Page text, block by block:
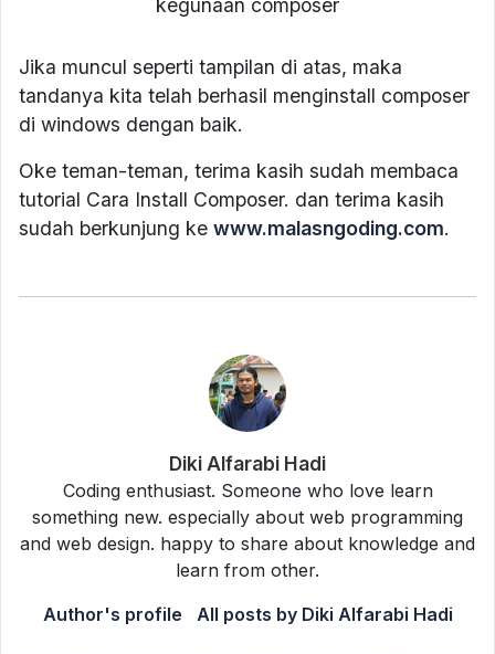
kegunaan composer
Jika muncul seperti tampilan di atas, maka
tandanya kita telah berhasil menginstall composer
di windows dengan baik.
Oke teman-teman, terima kasih sudah membaca
tutorial Cara Install Composer. dan terima kasih
sudah berkunjung ke www.malasngoding.com.
Diki Alfarabi Hadi
Coding enthusiast. Someone who love learn
something new. especially about web programming
and web design. happy to share about knowledge and
learn from other.
Author's profile
All posts by Diki Alfarabi Hadi